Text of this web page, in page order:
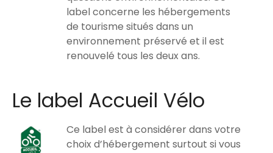
label concerne les hébergements
de tourisme situés dans un
environnement préservé et il est
renouvelé tous les deux ans.
Le label Accueil Vélo
Ce label est à considérer dans votre
choix d’hébergement surtout si vous